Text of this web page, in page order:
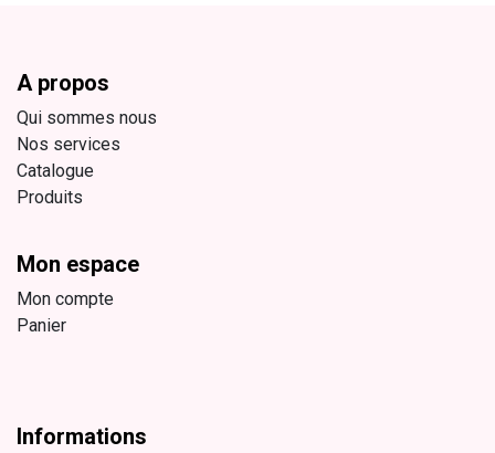
A propos
Qui sommes nous
Nos services
Catalogue
Produits
Mon espace
Mon compte
Panier
Informations